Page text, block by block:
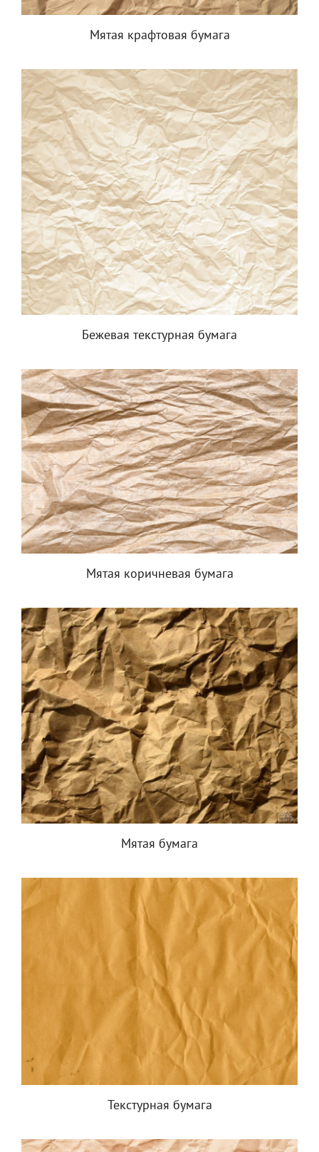
Мятая крафтовая бумага
Бежевая текстурная бумага
Мятая коричневая бумага
Мятая бумага
Текстурная бумага